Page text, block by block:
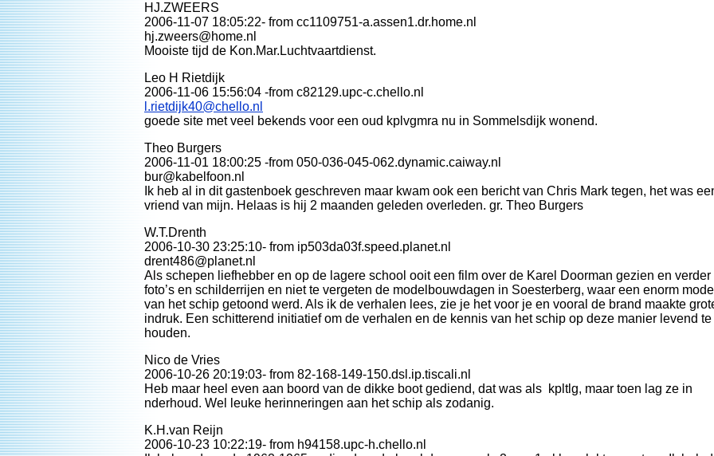
HJ.ZWEERS
2006-11-07 18:05:22- from cc1109751-a.assen1.dr.home.nl
hj.zweers@home.nl
Mooiste tijd de Kon.Mar.Luchtvaartdienst.
Leo H Rietdijk
2006-11-06 15:56:04 -from c82129.upc-c.chello.nl
l.rietdijk40@chello.nl
goede site met veel bekends voor een oud kplvgmra nu in Sommelsdijk wonend.
Theo Burgers
2006-11-01 18:00:25 -from 050-036-045-062.dynamic.caiway.nl
bur@kabelfoon.nl
Ik heb al in dit gastenboek geschreven maar kwam ook een bericht van Chris Mark tegen, het was
vriend van mijn. Helaas is hij 2 maanden geleden overleden. gr. Theo Burgers
W.T.Drenth
2006-10-30 23:25:10- from ip503da03f.speed.planet.nl
drent486@planet.nl
Als schepen liefhebber en op de lagere school ooit een film over de Karel Doorman gezien en verder
foto’s en schilderrijen en niet te vergeten de modelbouwdagen in Soesterberg, waar een enorm model
van het schip getoond werd. Als ik de verhalen lees, zie je het voor je en vooral de brand maakte
indruk. Een schitterend initiatief om de verhalen en de kennis van het schip op deze manier levend te
houden.
Nico de Vries
2006-10-26 20:19:03- from 82-168-149-150.dsl.ip.tiscali.nl
Heb maar heel even aan boord van de dikke boot gediend, dat was als kpltlg, maar toen lag ze in
nderhoud. Wel leuke herinneringen aan het schip als zodanig.
K.H.van Reijn
2006-10-23 10:22:19- from h94158.upc-h.chello.nl